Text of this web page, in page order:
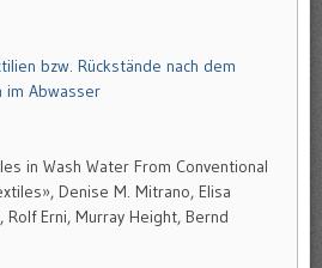
bzw. Rückstände nach dem
im Abwasser
in Wash Water From Conventional
Denise M. Mitrano, Elisa
Rolf Erni, Murray Height, Bernd